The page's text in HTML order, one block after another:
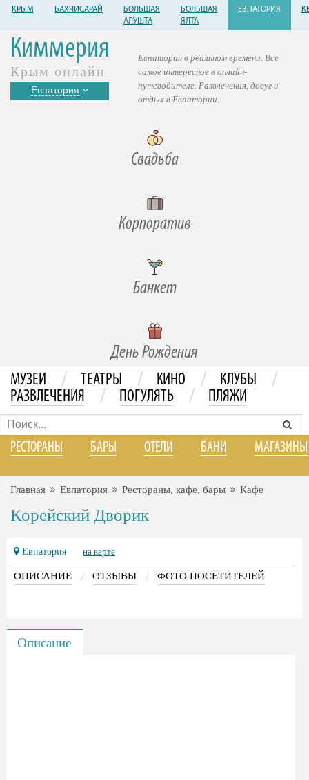
КРЫМ БАХЧИСАРАЙ
БОЛЬШАЯ
АЛУШТА
БОЛЬШАЯ
ЯЛТА
ЕВПАТОРИЯ
Киммерия
Крым онлайн
Евпатория
Свадьба
Корпоратив
Банкет
День Рождения
Евпатория в реальном времени. Все
самое интересное в онлайн-
путеводителе. Развлечения, досуг и
отдых в Евпатории.
МУЗЕИ / ТЕАТРЫ / КИНО / КЛУБЫ /
РАЗВЛЕЧЕНИЯ / ПОГУЛЯТЬ / ПЛЯЖИ
РЕСТОРАНЫ БАРЫ ОТЕЛИ БАНИ МАГАЗИНЫ
Главная Евпатория Рестораны, кафе, бары Кафе
Корейский Дворик
Евпатория на карте
ОПИСАНИЕ / ОТЗЫВЫ / ФОТО ПОСЕТИТЕЛЕЙ
Описание